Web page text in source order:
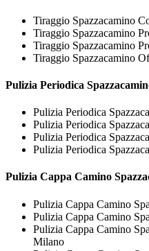
Tiraggio Spazzacamino
Tiraggio Spazzacamino
Tiraggio Spazzacamino
Tiraggio Spazzacamino
Pulizia Periodica
Pulizia Periodica
Pulizia Periodica
Pulizia Periodica
Pulizia Periodica
Pulizia Cappa Camino
Pulizia Cappa Camino
Pulizia Cappa Camino
Pulizia Cappa Camino
Milano